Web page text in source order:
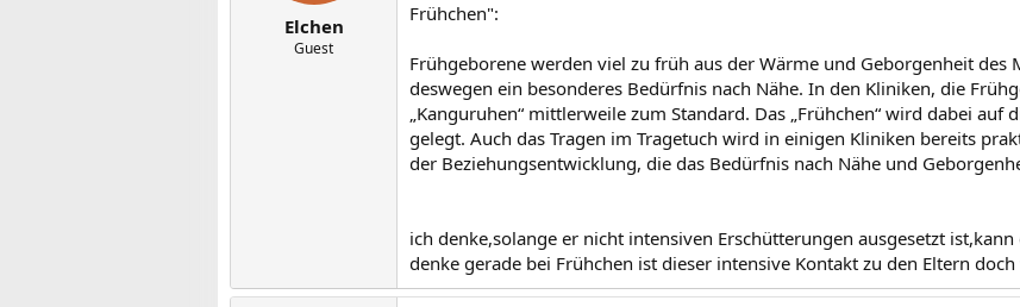
Elchen
Guest
Frühchen":
Frühgeborene werden viel zu früh aus der Wärme und Geborgenheit des
deswegen ein besonderes Bedürfnis nach Nähe. In den Kliniken, die
„Kanguruhen“ mittlerweile zum Standard. Das „Frühchen“ wird dabei
gelegt. Auch das Tragen im Tragetuch wird in einigen Kliniken bereits
der Beziehungsentwicklung, die das Bedürfnis nach Nähe und
ich denke,solange er nicht intensiven Erschütterungen ausgesetzt
denke gerade bei Frühchen ist dieser intensive Kontakt zu den Eltern